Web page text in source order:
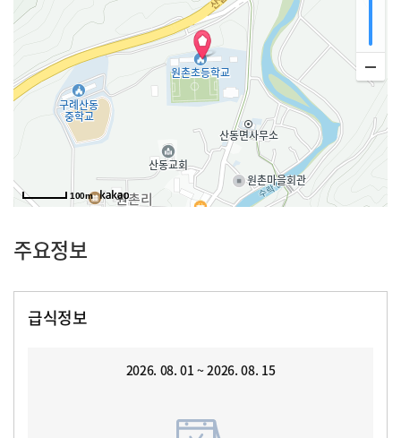
100m
주요정보
급식정보
2026. 08. 01 ~ 2026. 08. 15